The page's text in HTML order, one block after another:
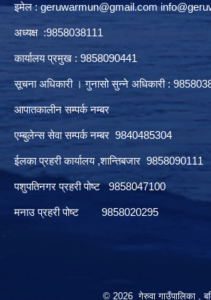
इमेल :geruwarmun@gmail.com
अध्यक्ष :9858038111
कार्यालय प्रमुख : 9858090441
सूचना अधिकारी । गुनासो सुन्ने अधिकारी :
आपातकालीन सम्पर्क नम्बर
एम्बुलेन्स सेवा सम्पर्क नम्बर 9840485304
ईलका प्रहरी कार्यालय ,शान्तिबजार 9858090111
पशुपतिनगर प्रहरी पोष्ट 9858047100
मनाउ प्रहरी पोष्ट 9858020295
© 2026 गेरुवा गाउँपालिका ,